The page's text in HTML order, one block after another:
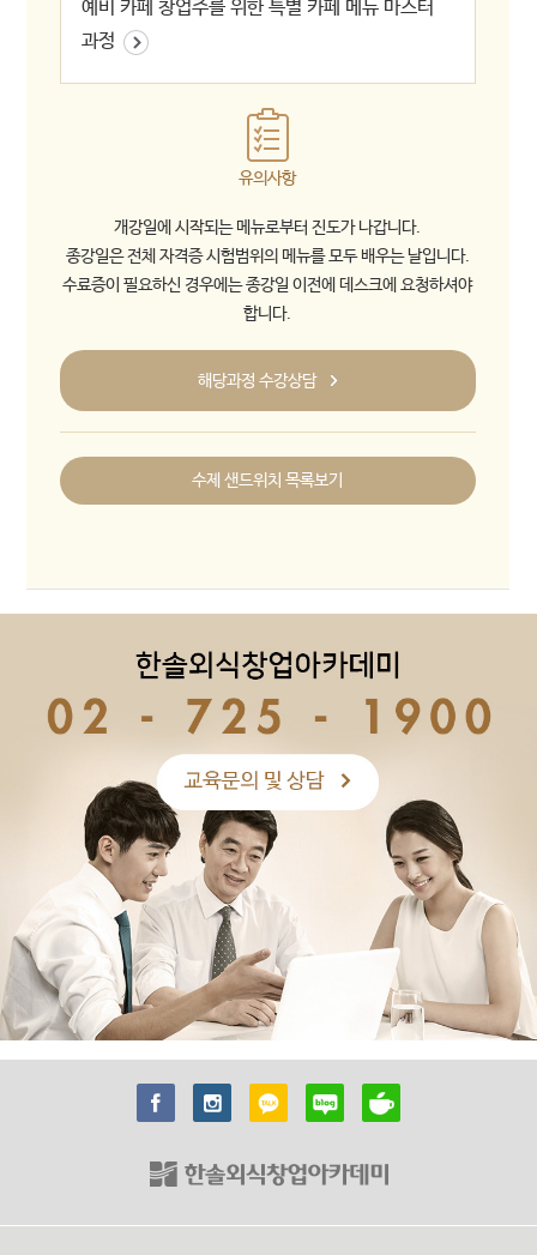
예비 카페 창업주를 위한 특별 카페 메뉴 마스터
과정
유의사항
개강일에 시작되는 메뉴로부터 진도가 나갑니다.
종강일은 전체 자격증 시험범위의 메뉴를 모두 배우는 날입니다.
수료증이 필요하신 경우에는 종강일 이전에 데스크에 요청하셔야
합니다.
해당과정 수강상담
수제 샌드위치 목록보기